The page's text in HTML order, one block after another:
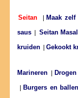
Seitan Maak zelf
saus
Seitan
kruiden
Gekookt
Marineren Drogen
Burgers en ballen